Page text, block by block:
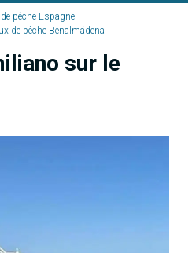
pêche Espagne
de pêche Benalmádena
sur le